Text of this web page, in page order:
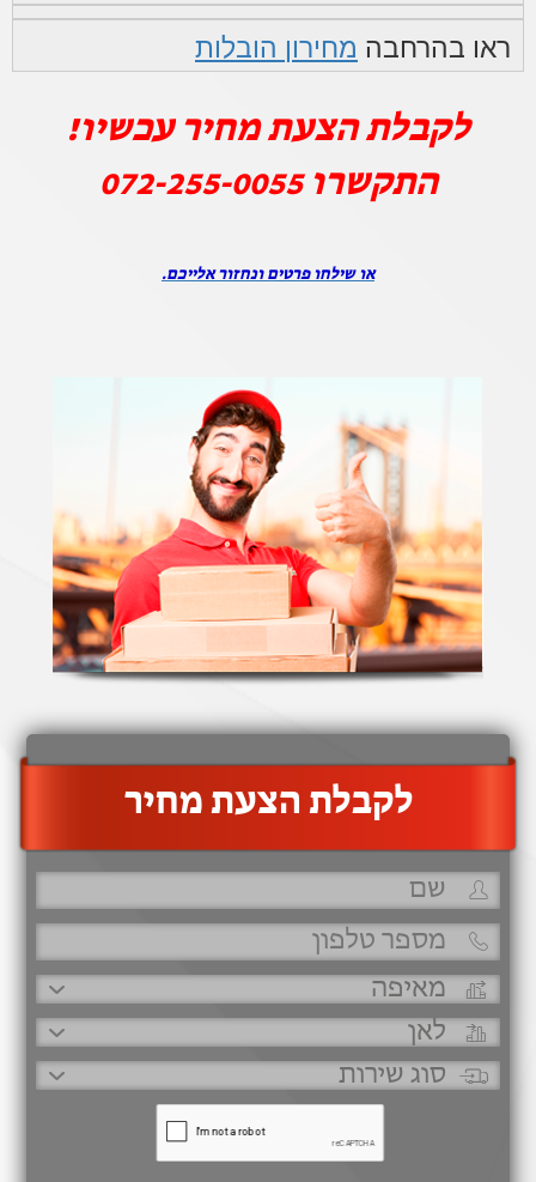
ראו בהרחבה מחירון הובלות
לקבלת הצעת מחיר עכשיו!
התקשרו072-255-0055
או שילחו פרטים ונחזור אלייכם.
‫לקבלת הצעת מחיר